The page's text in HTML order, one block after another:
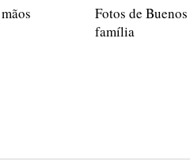
Fotos de
família